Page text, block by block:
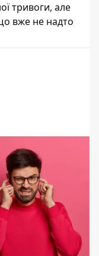
тривоги, але
вже не надто